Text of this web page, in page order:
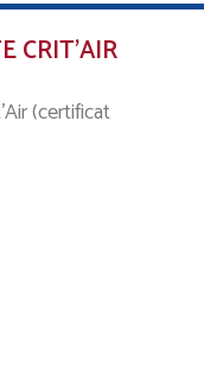
CRIT’AIR
(certificat